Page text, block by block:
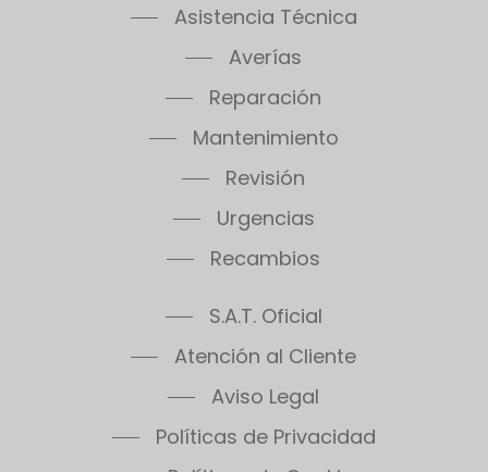
Asistencia Técnica
Averías
Reparación
Mantenimiento
Revisión
Urgencias
Recambios
S.A.T. Oficial
Atención al Cliente
Aviso Legal
Políticas de Privacidad